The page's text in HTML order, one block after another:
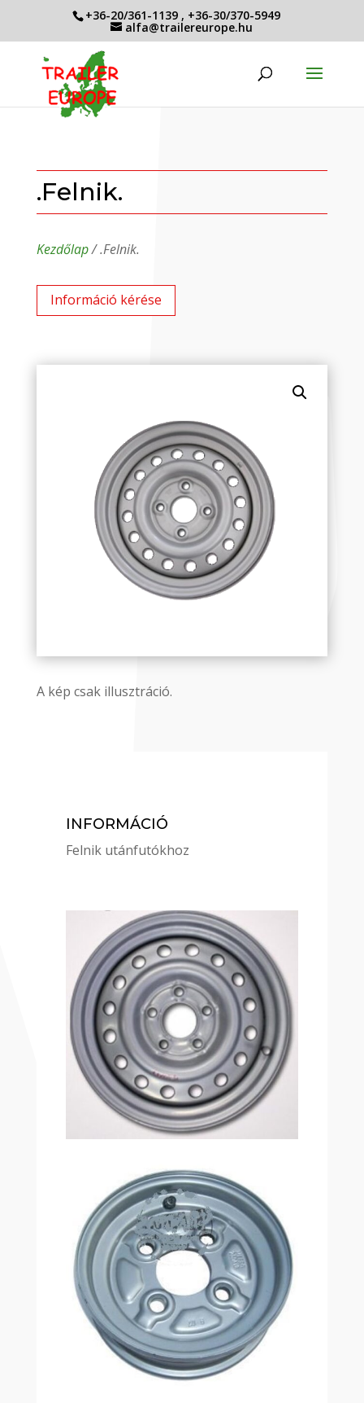
+36-20/361-1139 , +36-30/370-5949
alfa@trailereurope.hu
.Felnik.
Kezdőlap/ .Felnik.
Információ kérése
A kép csak illusztráció.
INFORMÁCIÓ
Felnik utánfutókhoz